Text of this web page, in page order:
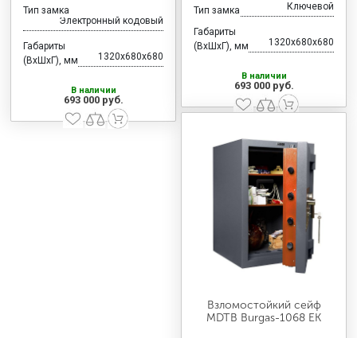
Тип замка
Электронный кодовый
Габариты
(ВхШхГ), мм
1320x680x680
В наличии
693 000 руб.
Тип замка Ключевой
Габариты
(ВхШхГ), мм
1320x680x680
В наличии
693 000 руб.
Взломостойкий сейф
MDTB Burgas-1068 EK